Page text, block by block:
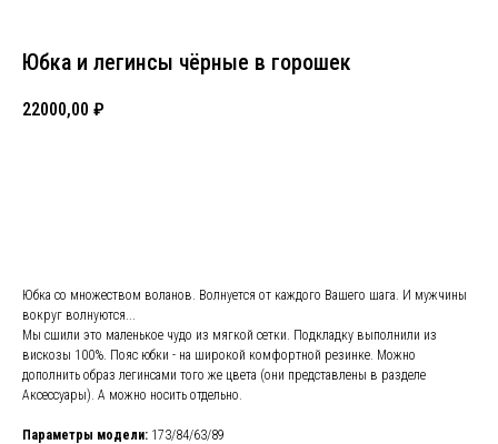
Юбка и легинсы чёрные в горошек
22000,00 ₽
Юбка со множеством воланов. Волнуется от каждого Вашего шага. И мужчины
вокруг волнуются...
Мы сшили это маленькое чудо из мягкой сетки. Подкладку выполнили из
вискозы 100%. Пояс юбки - на широкой комфортной резинке. Можно
дополнить образ легинсами того же цвета (они представлены в разделе
Аксессуары). А можно носить отдельно.
Параметры модели: 173/84/63/89